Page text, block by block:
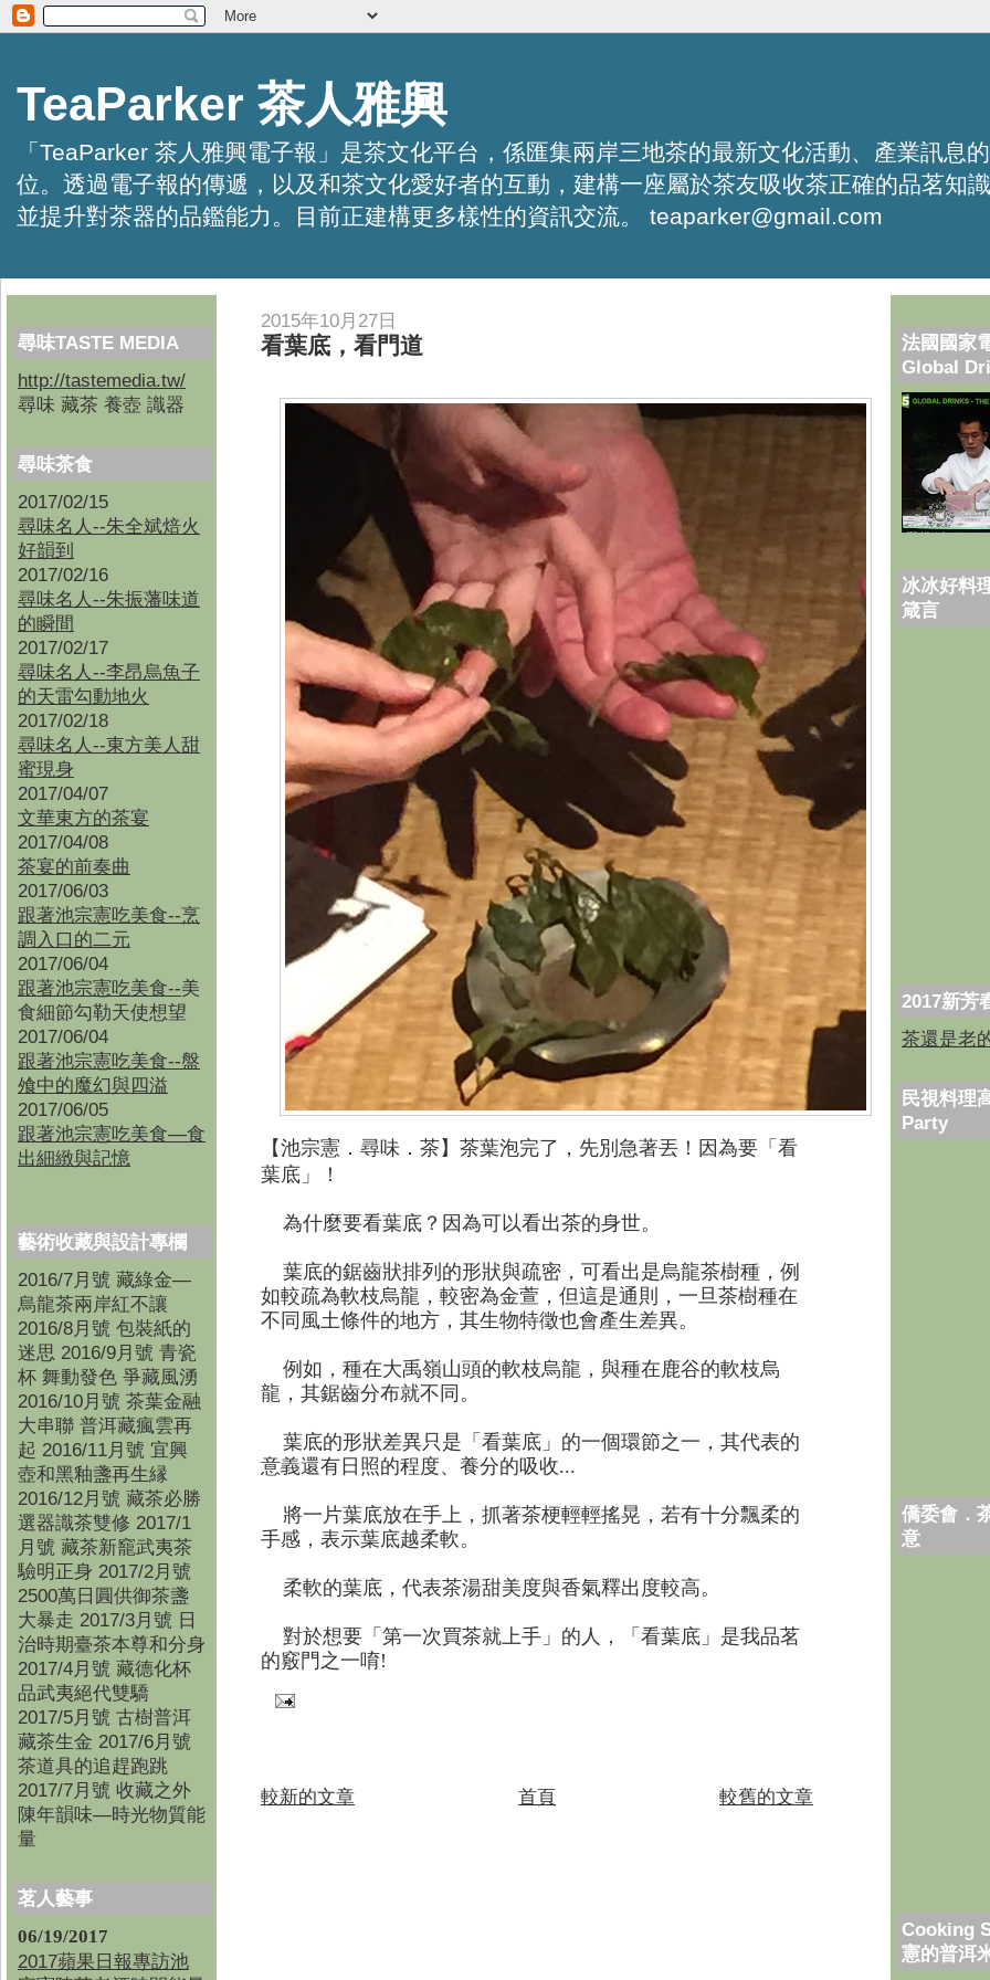
TeaParker 茶人雅興
「TeaParker 茶人雅興電子報」是茶文化平台，係匯集兩岸三地茶的最新文化活動、產業訊息
位。透過電子報的傳遞，以及和茶文化愛好者的互動，建構一座屬於茶友吸收茶正確的品茗知
並提升對茶器的品鑑能力。目前正建構更多樣性的資訊交流。 teaparker@gmail.com
尋味TASTE MEDIA
http://tastemedia.tw/
尋味 藏茶 養壺 識器
尋味茶食
2017/02/15
尋味名人--朱全斌焙火
好韻到
2017/02/16
尋味名人--朱振藩味道
的瞬間
2017/02/17
尋味名人--李昂烏魚子
的天雷勾動地火
2017/02/18
尋味名人--東方美人甜
蜜現身
2017/04/07
文華東方的茶宴
2017/04/08
茶宴的前奏曲
2017/06/03
跟著池宗憲吃美食--烹
調入口的二元
2017/06/04
跟著池宗憲吃美食--美
食細節勾勒天使想望
2017/06/04
跟著池宗憲吃美食--盤
飧中的魔幻與四溢
2017/06/05
跟著池宗憲吃美食—食
出細緻與記憶
藝術收藏與設計專欄
2016/7月號 藏綠金—
烏龍茶兩岸紅不讓
2016/8月號 包裝紙的
迷思 2016/9月號 青瓷
杯 舞動發色 爭藏風湧
2016/10月號 茶葉金融
大串聯 普洱藏瘋雲再
起 2016/11月號 宜興
壺和黑釉盞再生縁
2016/12月號 藏茶必勝
選器識茶雙修 2017/1
月號 藏茶新竉武夷茶
驗明正身 2017/2月號
2500萬日圓供御茶盞
大暴走 2017/3月號 日
治時期臺茶本尊和分身
2017/4月號 藏德化杯
品武夷絕代雙驕
2017/5月號 古樹普洱
藏茶生金 2017/6月號
茶道具的追趕跑跳
2017/7月號 收藏之外
陳年韻味—時光物質能
量
茗人藝事
06/19/2017
2017蘋果日報專訪池
2015年10月27日
看葉底，看門道
【池宗憲．尋味 ．茶】 茶葉泡完了，先別急著丟！因為要「看
葉底」！
為什麼要看葉底？因為可以看出茶的身世。
葉底的鋸齒狀排列的形狀與疏密，可看出是烏龍茶樹種，例
如較疏為軟枝烏龍，較密為金萱，但這是通則，一旦茶樹種在
不同風土條件的地方，其生物特徵也會產生差異。
例如，種在大禹嶺山頭的軟枝烏龍，與種在鹿谷的軟枝烏
龍，其鋸齒分布就不同。
葉底的形狀差異只是「看葉底」的一個環節之一，其代表的
意義還有日照的程度、養分的吸收...
將一片葉底放在手上，抓著茶梗輕輕搖晃，若有十分飄柔的
手感，表示葉底越柔軟。
柔軟的葉底，代表茶湯甜美度與香氣釋出度較高。
對於想要「第一次買茶就上手」的人，「看葉底」是我品茗
的竅門之一唷!
較新的文章 較舊的文章
首頁
法國國家
Global
冰冰好料
箴言
2017新芳
茶還是老
民視料理
Party
僑委會．
意
Cooking
憲的普洱